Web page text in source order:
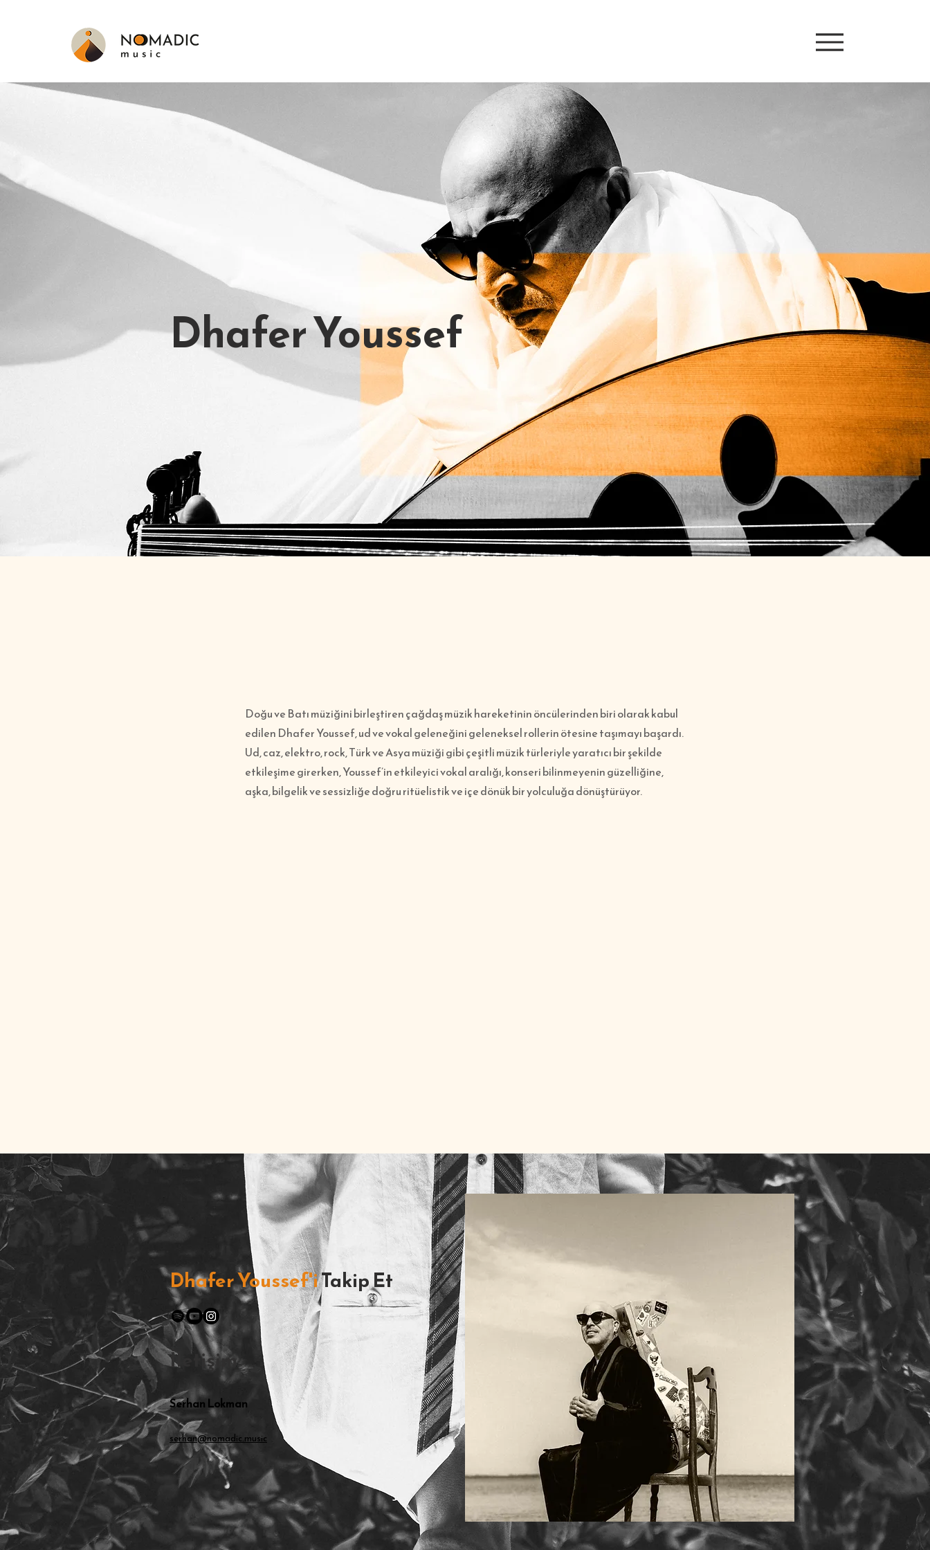
Dhafer Youssef
Doğu ve Batı müziğini birleştiren çağdaş müzik hareketinin öncülerinden biri olarak kabul
edilen Dhafer Youssef, ud ve vokal geleneğini geleneksel rollerin ötesine taşımayı başardı.
Ud, caz, elektro, rock, Türk ve Asya müziği gibi çeşitli müzik türleriyle yaratıcı bir şekilde
etkileşime girerken, Youssef’in etkileyici vokal aralığı, konseri bilinmeyenin güzelliğine,
aşka, bilgelik ve sessizliğe doğru ritüelistik ve içe dönük bir yolculuğa dönüştürüyor.
Dhafer Youssef'iTakip Et
İletişim
Serhan Lokman
serhan@nomadic.music